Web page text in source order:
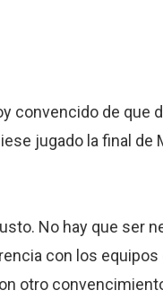
convencido de que
jugado la final
No hay que ser
con los
otro